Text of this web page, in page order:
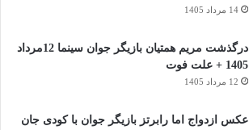
14 مرداد 1405
درگذشت مریم همتیان بازیگر جوان سینما 12مرداد
1405 + علت فوت
12 مرداد 1405
عکس ازدواج اما رابرتز بازیگر جوان با کودی جان